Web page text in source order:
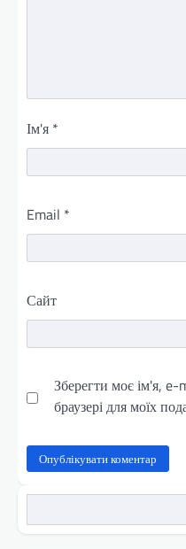
Ім'я *
Email *
Сайт
Зберегти моє ім'я, e-
браузері для моїх